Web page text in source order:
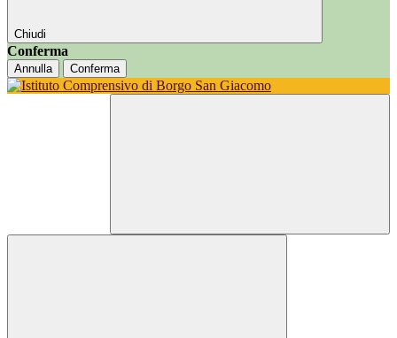
Chiudi
Conferma
Annulla Conferma